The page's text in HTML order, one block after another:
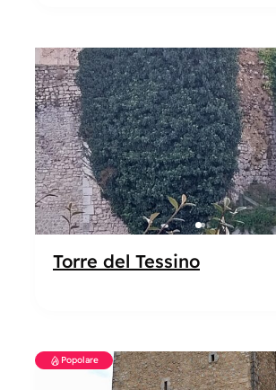
Popolare
Torre del Tessino
Popolare